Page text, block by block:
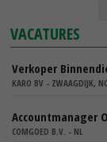
VACATURES
Verkoper
KARO BV - ZWAAGDIJK,
Accountmanager
COMGOED B.V. - NL